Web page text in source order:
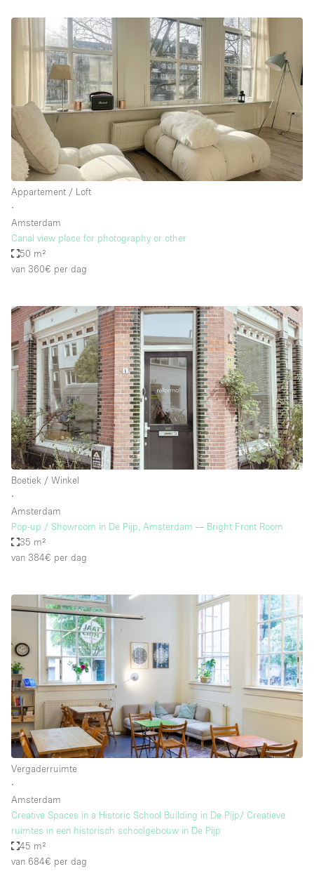
Appartement / Loft
∙
Amsterdam
Canal view place for photography or other
50 m²
van 360€ per dag
Boetiek / Winkel
∙
Amsterdam
Pop-up / Showroom in De Pijp, Amsterdam — Bright Front Room
35 m²
van 384€ per dag
Vergaderruimte
∙
Amsterdam
Creative Spaces in a Historic School Building in De Pijp/ Creatieve
ruimtes in een historisch schoolgebouw in De Pijp
45 m²
van 684€ per dag